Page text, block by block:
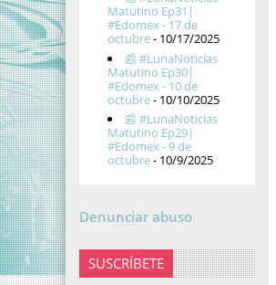
Matutino Ep31|
#Edomex - 17 de
octubre- 10/17/2025
📰 #LunaNoticias
Matutino Ep30|
#Edomex - 10 de
octubre- 10/10/2025
📰 #LunaNoticias
Matutino Ep29|
#Edomex - 9 de
octubre- 10/9/2025
Denunciar abuso
SUSCRÍBETE